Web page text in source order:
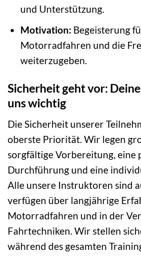
und Unterstützung.
Motivation: Begeisterung
Motorradfahren und die
weiterzugeben.
Sicherheit geht vor:
uns wichtig
Die Sicherheit unserer
oberste Priorität. Wir legen
sorgfältige Vorbereitung, eine
Durchführung und eine
Alle unsere Instruktoren sind
verfügen über langjährige
Motorradfahren und in der
Fahrtechniken. Wir stellen
während des gesamten